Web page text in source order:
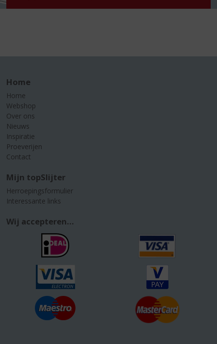
Home
Home
Webshop
Over ons
Nieuws
Inspiratie
Proeverijen
Contact
Mijn topSlijter
Herroepingsformulier
Interessante links
Wij accepteren...